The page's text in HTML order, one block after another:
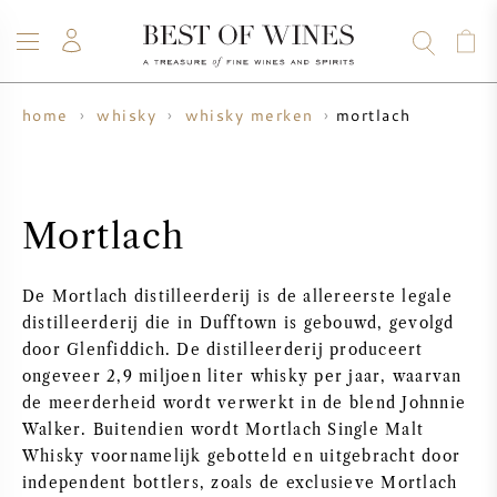
WIJN
NIEUW BINNEN
WIJNHUIS
VINTAGE CHART
VOORVERKOOP
CHAMPAGNE
KRUG
BOLLINGER
WHISKY
RUM
STERKE DRANK
SALE
WHISKY SALE
VOORVERKOOP
BORDEAUX EN PRIMEUR
UW WIJN VERKOPEN
BLOG
OVER ONS
home whisky whisky merken mortlach
Mortlach
De Mortlach distilleerderij is de allereerste legale
distilleerderij die in Dufftown is gebouwd, gevolgd
door Glenfiddich. De distilleerderij produceert
ongeveer 2,9 miljoen liter whisky per jaar, waarvan
de meerderheid wordt verwerkt in de blend Johnnie
Walker. Buitendien wordt Mortlach Single Malt
Whisky voornamelijk gebotteld en uitgebracht door
independent bottlers, zoals de exclusieve Mortlach